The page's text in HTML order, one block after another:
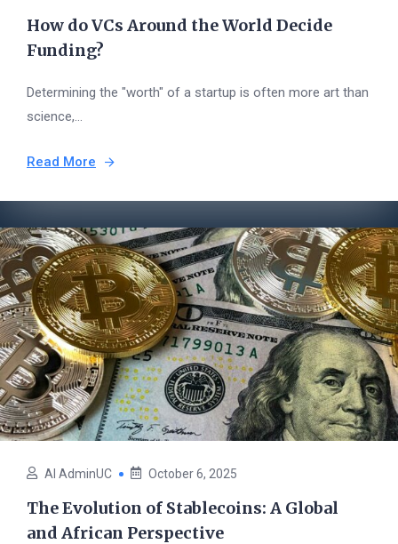
How do VCs Around the World Decide
Funding?
Determining the "worth" of a startup is often more art than
science,...
Read More
AI AdminUC October 6, 2025
The Evolution of Stablecoins: A Global
and African Perspective